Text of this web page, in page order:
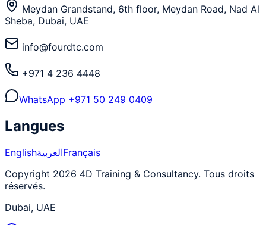
Meydan Grandstand, 6th floor, Meydan Road, Nad Al
Sheba, Dubai, UAE
info@fourdtc.com
+971 4 236 4448
WhatsApp +971 50 249 0409
Langues
EnglishالعربيةFrançais
Copyright 2026 4D Training & Consultancy. Tous droits
réservés.
Dubai, UAE